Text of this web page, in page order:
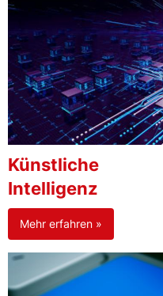
Künstliche
Intelligenz
Mehr erfahren »